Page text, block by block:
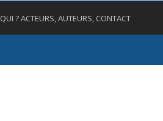
QUI ? ACTEURS, AUTEURS, CONTACT